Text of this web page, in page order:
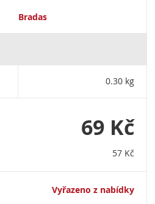
Bradas
0.30 kg
69 Kč
57 Kč
Vyřazeno z nabídky